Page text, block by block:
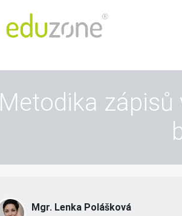
Metodika zápisů
Mgr. Lenka Polášková